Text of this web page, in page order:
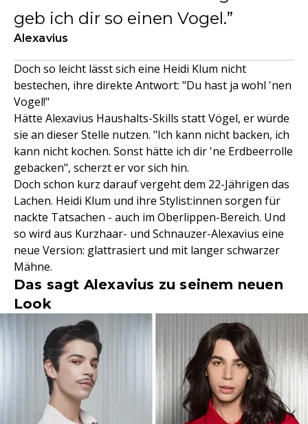
geb ich dir so einen Vogel.
Alexavius
Doch so leicht lässt sich eine Heidi Klum nicht
bestechen, ihre direkte Antwort: "Du hast ja wohl 'nen
Vogel!"
Hätte Alexavius Haushalts-Skills statt Vögel, er würde
sie an dieser Stelle nutzen. "Ich kann nicht backen, ich
kann nicht kochen. Sonst hätte ich dir 'ne Erdbeerrolle
gebacken", scherzt er vor sich hin.
Doch schon kurz darauf vergeht dem 22-Jährigen das
Lachen. Heidi Klum und ihre Stylist:innen sorgen für
nackte Tatsachen - auch im Oberlippen-Bereich. Und
so wird aus Kurzhaar- und Schnauzer-Alexavius eine
neue Version: glattrasiert und mit langer schwarzer
Mähne.
Das sagt Alexavius zu seinem neuen
Look